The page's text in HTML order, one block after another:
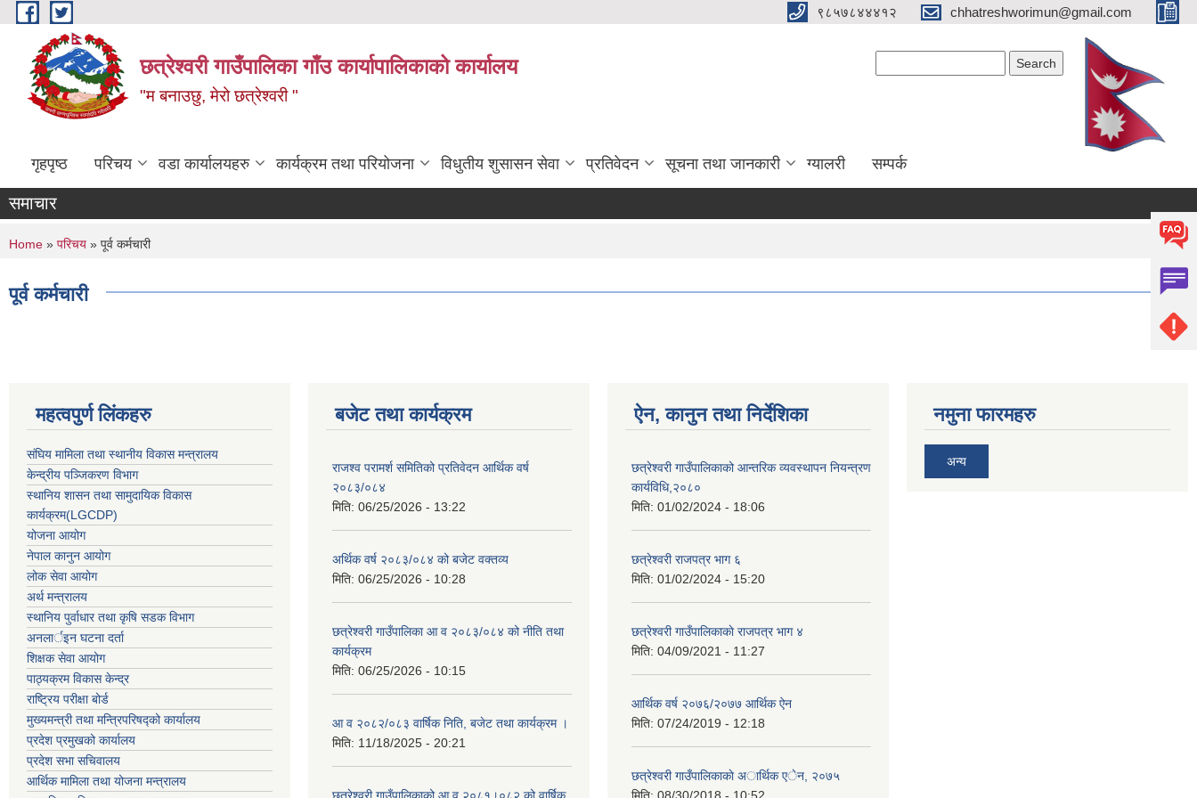
Skip to main content ९८५७८४४४१२ chhatreshworimun@gmail.com
छत्रेश्वरी गाउँपालिका गाँउ कार्यापालिकाको कार्यालय
"म बनाउछु, मेरो छत्रेश्वरी "
गृहपृष्ठ परिचय वडा कार्यालयहरु कार्यक्रम तथा परियोजना विधुतीय शुसासन सेवा प्रतिवेदन सूचना तथा जानकारी ग्यालरी सम्पर्क
समाचार
You are here
Home » परिचय » पूर्व कर्मचारी
पूर्व कर्मचारी
महत्वपुर्ण लिंकहरु
संघिय मामिला तथा स्थानीय विकास मन्त्रालय
केन्द्रीय पञ्जिकरण विभाग
स्थानिय शासन तथा सामुदायिक विकास
कार्यक्रम(LGCDP)
योजना आयोग
नेपाल कानुन आयोग
लोक सेवा आयोग
अर्थ मन्त्रालय
स्थानिय पुर्वाधार तथा कृषि सडक विभाग
अनलार्इन घटना दर्ता
शिक्षक सेवा आयोग
पाठ्यक्रम विकास केन्द्र
राष्ट्रिय परीक्षा बोर्ड
मुख्यमन्त्री तथा मन्त्रिपरिषद्को कार्यालय
प्रदेश प्रमुखको कार्यालय
प्रदेश सभा सचिवालय
आर्थिक मामिला तथा योजना मन्त्रालय
बजेट तथा कार्यक्रम
राजश्व परामर्श समितिको प्रतिवेदन आर्थिक वर्ष
२०८३/०८४
मिति: 06/25/2026 - 13:22
अर्थिक वर्ष २०८३/०८४ को बजेट वक्तव्य
मिति: 06/25/2026 - 10:28
छत्रेश्वरी गाउँपालिका आ व २०८३/०८४ को नीति तथा
कार्यक्रम
मिति: 06/25/2026 - 10:15
आ व २०८२/०८३ वार्षिक निति, बजेट तथा कार्यक्रम ।
मिति: 11/18/2025 - 20:21
छत्रेश्वरी गाउँपालिकाको आ व २०८१।०८२ को वार्षिक
ऐन, कानुन तथा निर्देशिका
छत्रेश्वरी गाउँपालिकाको आन्तरिक व्यवस्थापन नियन्त्रण
कार्यविधि,२०८०
मिति: 01/02/2024 - 18:06
छत्रेश्वरी राजपत्र भाग ६
मिति: 01/02/2024 - 15:20
छत्रेश्वरी गाउँपालिकाकाे राजपत्र भाग ४
मिति: 04/09/2021 - 11:27
आर्थिक वर्ष २०७६/२०७७ आर्थिक ऐन
मिति: 07/24/2019 - 12:18
छत्रेश्वरी गाउँपालिकाकाे अार्थिक एेन, २०७५
मिति: 08/30/2018 - 10:52
नमुना फारमहरु
अन्य